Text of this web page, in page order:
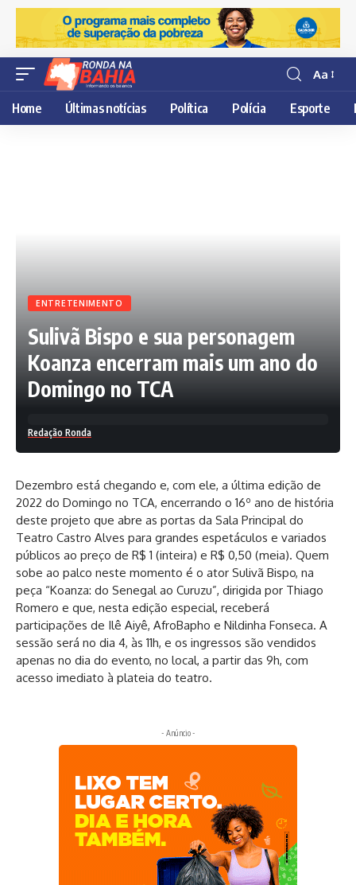
Resisor
de
fonte
Aa
Home Últimas notícias Política Polícia Esporte
ENTRETENIMENTO
Sulivã Bispo e sua personagem
Koanza encerram mais um ano do
Domingo no TCA
Redação Ronda
Dezembro está chegando e, com ele, a última edição de
2022 do Domingo no TCA, encerrando o 16º ano de história
deste projeto que abre as portas da Sala Principal do
Teatro Castro Alves para grandes espetáculos e variados
públicos ao preço de R$ 1 (inteira) e R$ 0,50 (meia). Quem
sobe ao palco neste momento é o ator Sulivã Bispo, na
peça “Koanza: do Senegal ao Curuzu”, dirigida por Thiago
Romero e que, nesta edição especial, receberá
participações de Ilê Aiyê, AfroBapho e Nildinha Fonseca. A
sessão será no dia 4, às 11h, e os ingressos são vendidos
apenas no dia do evento, no local, a partir das 9h, com
acesso imediato à plateia do teatro.
- Anúncio -